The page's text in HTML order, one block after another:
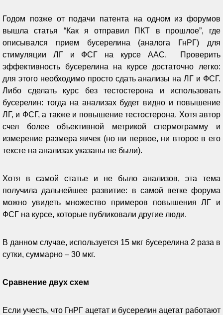
Годом позже от подачи патента на одном из форумов
вышла статья “Как я отправил ПКТ в прошлое”, где
описывался прием бусерелина (аналога ГнРГ) для
стимуляции ЛГ и ФСГ на курсе ААС.
Проверить
эффективность бусерелина на курсе достаточно легко:
для этого необходимо просто сдать анализы на ЛГ и ФСГ.
Либо сделать курс без тестостерона и использовать
бусерелин: тогда на анализах будет видно и повышение
ЛГ, и ФСГ, а также и повышение тестостерона. Хотя автор
счел более объективной метрикой спермограмму и
измерение размера яичек (но ни первое, ни второе в его
тексте на анализах указаны не были).
Хотя в самой статье и не было анализов, эта тема
получила дальнейшее развитие: в самой ветке форума
можно увидеть множество примеров повышения ЛГ и
ФСГ на курсе, которые публиковали другие люди.
В данном случае, используется 15 мкг бусерелина 2 раза в
сутки, суммарно – 30 мкг.
Сравнение двух схем
Если учесть, что ГнРГ ацетат и бусерелин ацетат работают